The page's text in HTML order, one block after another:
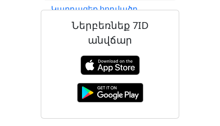
Կարդացեք հոդվածը
Ներբեռնեք 7ID
անվճար